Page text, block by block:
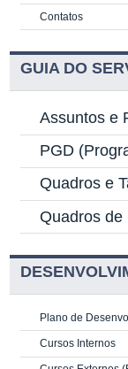
Contatos
GUIA DO
Assuntos e
PGD
Quadros e
Quadros de
Plano de
Cursos Internos